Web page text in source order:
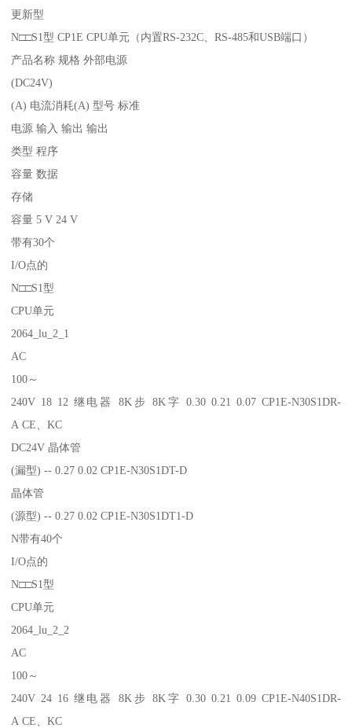
更新型
N□□S1型 CP1E CPU单元（内置RS-232C、RS-485和USB端口）
产品名称 规格 外部电源
(DC24V)
(A) 电流消耗(A) 型号 标准
电源 输入 输出 输出
类型 程序
容量 数据
存储
容量 5 V 24 V
带有30个
I/O点的
N□□S1型
CPU单元
2064_lu_2_1
AC
100～
240V 18 12 继电器 8K步 8K字 0.30 0.21 0.07 CP1E-N30S1DR-
A CE、KC
DC24V 晶体管
(漏型) -- 0.27 0.02 CP1E-N30S1DT-D
晶体管
(源型) -- 0.27 0.02 CP1E-N30S1DT1-D
N带有40个
I/O点的
N□□S1型
CPU单元
2064_lu_2_2
AC
100～
240V 24 16 继电器 8K步 8K字 0.30 0.21 0.09 CP1E-N40S1DR-
A CE、KC